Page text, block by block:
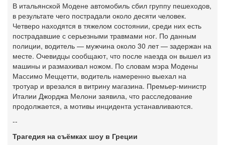
В итальянской Модене автомобиль сбил группу пешеходов,
в результате чего пострадали около десяти человек.
Четверо находятся в тяжелом состоянии, среди них есть
пострадавшие с серьезными травмами ног. По данным
полиции, водитель — мужчина около 30 лет — задержан на
месте. Очевидцы сообщают, что после наезда он вышел из
машины и размахивал ножом. По словам мэра Модены
Массимо Меццетти, водитель намеренно выехал на
тротуар и врезался в витрину магазина. Премьер-министр
Италии Джорджа Мелони заявила, что расследование
продолжается, а мотивы инцидента устанавливаются.
--
Трагедия на съёмках шоу в Греции